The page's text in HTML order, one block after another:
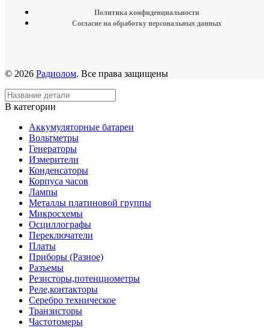
Политика конфиденциальности
Согласие на обработку персональных данных
© 2026 Радиолом. Все права защищены
В категории
Аккумуляторные батареи
Вольтметры
Генераторы
Измерители
Конденсаторы
Корпуса часов
Лампы
Металлы платиновой группы
Микросхемы
Осциллографы
Переключатели
Платы
Приборы (Разное)
Разъемы
Резисторы,потенциометры
Реле,контакторы
Серебро техническое
Транзисторы
Частотомеры